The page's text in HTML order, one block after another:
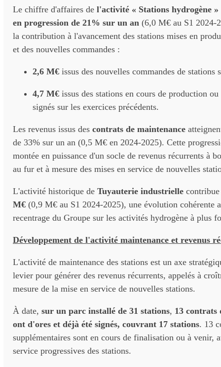
Le chiffre d'affaires de l'activité « Stations hydrogène
en progression de 21% sur un an (6,0 M€ au S1 2024-
la contribution à l'avancement des stations mises en
et des nouvelles commandes :
2,6 M€ issus des nouvelles commandes de stations
4,7 M€ issus des stations en cours de production
signés sur les exercices précédents.
Les revenus issus des contrats de maintenance
de 33% sur un an (0,5 M€ en 2024-2025). Cette
montée en puissance d'un socle de revenus récurrents à
au fur et à mesure des mises en service de nouvelles
L'activité historique de Tuyauterie industrielle
M€ (0,9 M€ au S1 2024-2025), une évolution cohérente
recentrage du Groupe sur les activités hydrogène à plus
Développement de l'activité maintenance et revenus
L'activité de maintenance des stations est un axe
levier pour générer des revenus récurrents, appelés à
mesure de la mise en service de nouvelles stations.
À date, sur un parc installé de 31 stations, 13 contrats
ont d'ores et déjà été signés, couvrant 17 stations. 13
supplémentaires sont en cours de finalisation ou à venir,
service progressives des stations.